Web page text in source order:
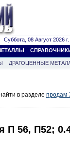
Суббота, 08 Август 2026 г.
ДРАГОЦЕННЫЕ
в разделе продам
П 56, П52;